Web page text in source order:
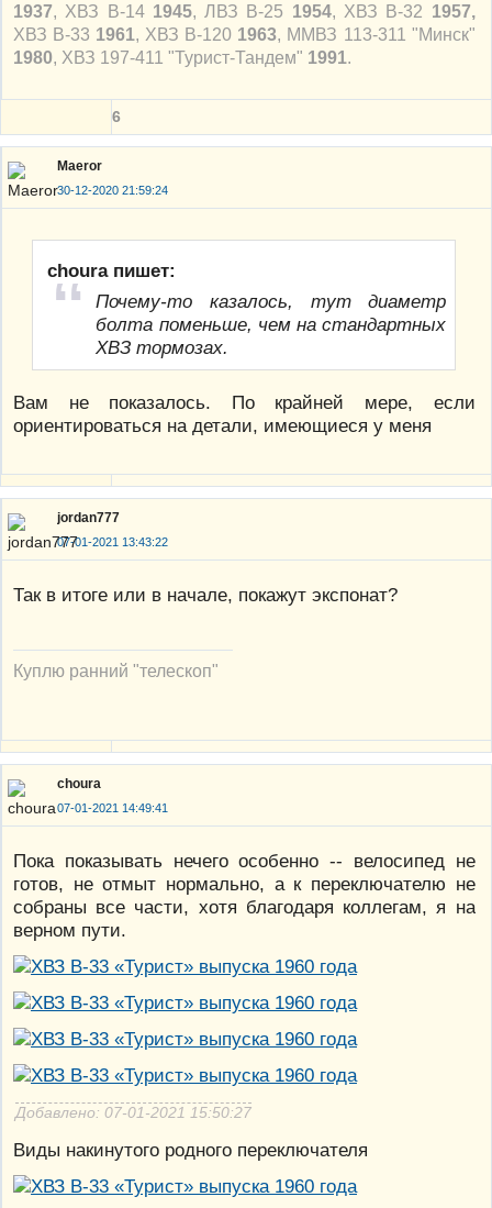
1937, ХВЗ В-14 1945, ЛВЗ В-25 1954, ХВЗ В-32 1957,
ХВЗ В-33 1961, ХВЗ В-120 1963, ММВЗ 113-311 "Минск"
1980, ХВЗ 197-411 "Турист-Тандем" 1991.
6
Maeror
30-12-2020 21:59:24
choura пишет:
Почему-то казалось, тут диаметр
болта поменьше, чем на стандартных
ХВЗ тормозах.
Вам не показалось. По крайней мере, если
ориентироваться на детали, имеющиеся у меня
jordan777
07-01-2021 13:43:22
Так в итоге или в начале, покажут экспонат?
Куплю ранний "телескоп"
choura
07-01-2021 14:49:41
Пока показывать нечего особенно -- велосипед не
готов, не отмыт нормально, а к переключателю не
собраны все части, хотя благодаря коллегам, я на
верном пути.
Добавлено: 07-01-2021 15:50:27
Виды накинутого родного переключателя